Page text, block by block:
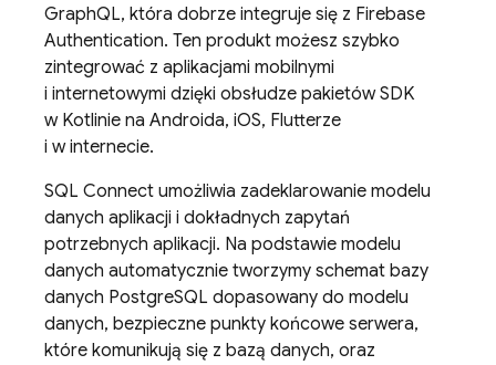
GraphQL, która dobrze integruje się z Firebase
Authentication. Ten produkt możesz szybko
zintegrować z aplikacjami mobilnymi
i internetowymi dzięki obsłudze pakietów SDK
w Kotlinie na Androida, iOS, Flutterze
i w internecie.
SQL Connect umożliwia zadeklarowanie modelu
danych aplikacji i dokładnych zapytań
potrzebnych aplikacji. Na podstawie modelu
danych automatycznie tworzymy schemat bazy
danych PostgreSQL dopasowany do modelu
danych, bezpieczne punkty końcowe serwera,
które komunikują się z bazą danych, oraz